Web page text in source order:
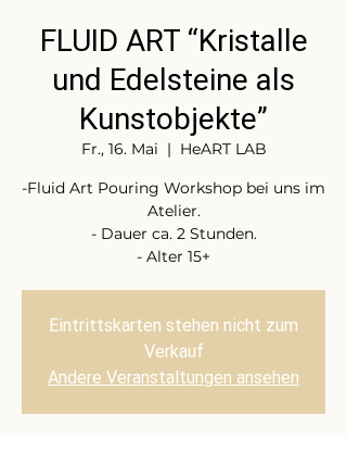
FLUID ART “Kristalle
und Edelsteine als
Kunstobjekte”
Fr., 16. Mai
  |
HeART LAB
-Fluid Art Pouring Workshop bei uns im
Atelier.
- Dauer ca. 2 Stunden.
Eintrittskarten stehen nicht zum
Verkauf
Andere Veranstaltungen ansehen